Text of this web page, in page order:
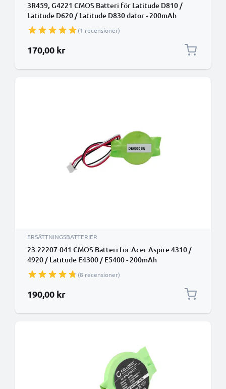
3R459, G4221 CMOS Batteri för Latitude D810 /
Latitude D620 / Latitude D830 dator - 200mAh
Laddningsbart ersättningsbatteri eller CMOS
reservbatteri
(1 recensioner)
170,00 kr
ERSÄTTNINGSBATTERIER
23.22207.041 CMOS Batteri för Acer Aspire 4310 /
4920 / Latitude E4300 / E5400 - 200mAh
Laddningsbart ersättningsbatteri eller CMOS
reservbatteri
(8 recensioner)
190,00 kr